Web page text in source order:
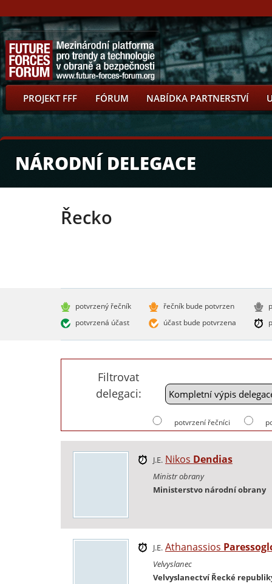
PROJEKT FFF FÓRUM NABÍDKA PARTNERSTVÍ
NÁRODNÍ DELEGACE
Řecko
potvrzený řečník
potvrzená účast
řečník bude potvrzen
účast bude potvrzena
Filtrovat
delegaci:
potvrzení řečníci
J.E. Nikos Dendias
Ministr obrany
Ministerstvo národní obrany
J.E. Athanassios
Velvyslanec
Velvyslanectví Řecké